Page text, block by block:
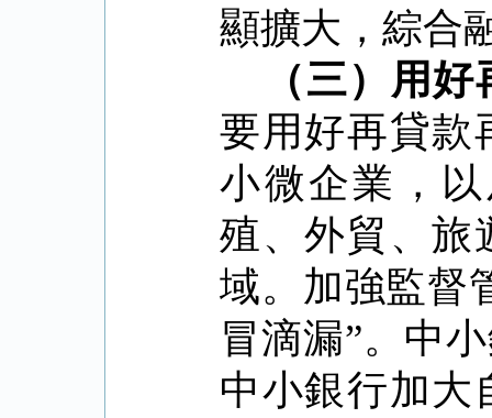
顯擴大，綜合
（三）用
要用好再貸款
小微企業，
殖、外貿、旅
域。加強監督
冒滴漏”。中
中小銀行加大